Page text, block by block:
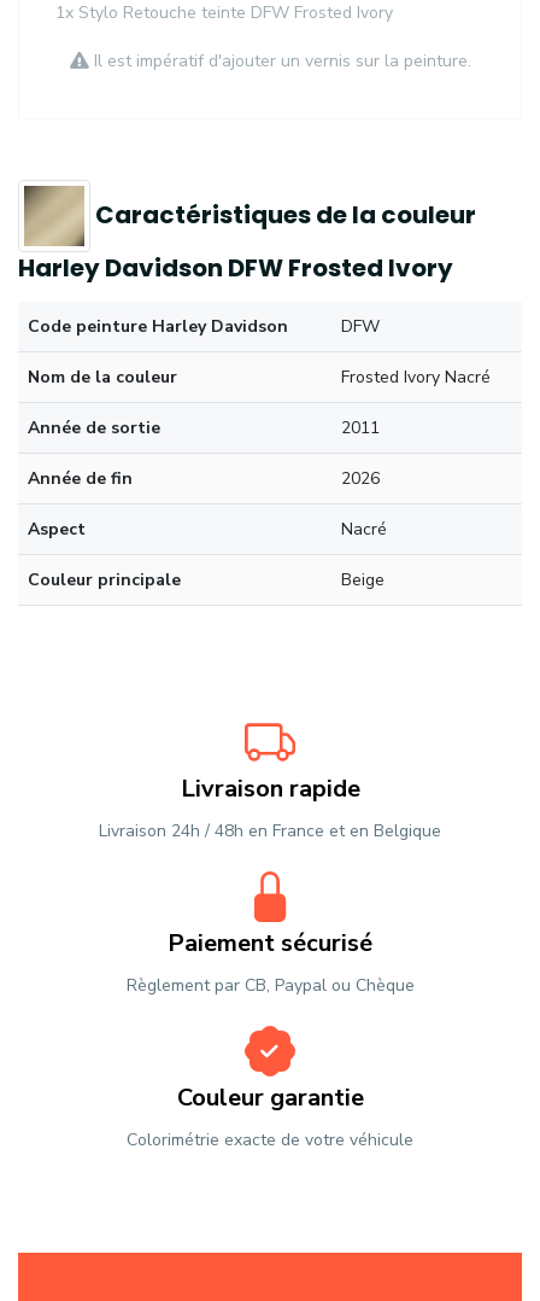
1x Stylo Retouche teinte DFW Frosted Ivory
Il est impératif d'ajouter un vernis sur la peinture.
Caractéristiques de la couleur
Harley Davidson DFW Frosted Ivory
Code peinture Harley Davidson DFW
Nom de la couleur Frosted Ivory Nacré
Année de sortie 2011
Année de fin 2026
Aspect Nacré
Couleur principale Beige
Livraison rapide
Livraison 24h / 48h en France et en Belgique
Paiement sécurisé
Règlement par CB, Paypal ou Chèque
Couleur garantie
Colorimétrie exacte de votre véhicule